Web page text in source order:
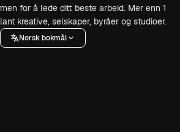
for å lede ditt beste arbeid. Mer enn 1
kreative, selskaper, byråer og studioer.
Norsk bokmål